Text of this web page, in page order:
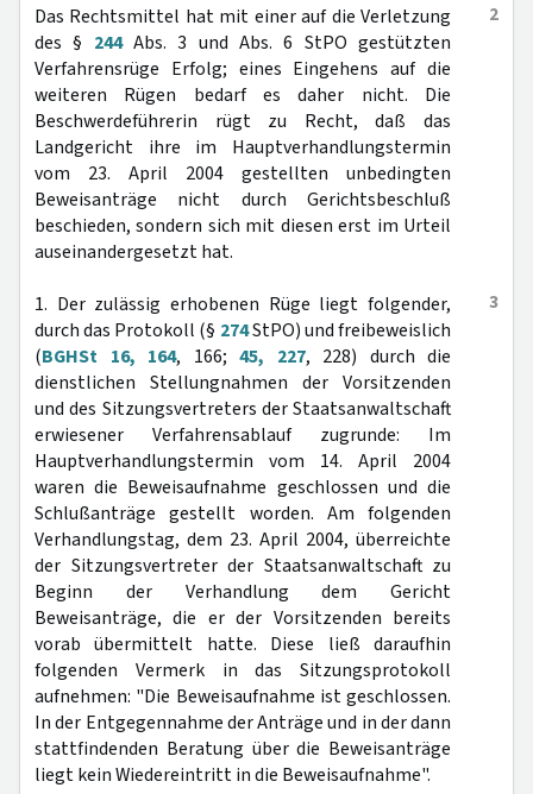
2
Das Rechtsmittel hat mit einer auf die Verletzung
des § 244Abs. 3 und Abs. 6 StPO gestützten
Verfahrensrüge Erfolg; eines Eingehens auf die
weiteren Rügen bedarf es daher nicht. Die
Beschwerdeführerin rügt zu Recht, daß das
Landgericht ihre im Hauptverhandlungstermin
vom 23. April 2004 gestellten unbedingten
Beweisanträge nicht durch Gerichtsbeschluß
beschieden, sondern sich mit diesen erst im Urteil
auseinandergesetzt hat.
3
1. Der zulässig erhobenen Rüge liegt folgender,
durch das Protokoll (§ 274StPO) und freibeweislich
(BGHSt 16, 164, 166; 45, 227, 228) durch die
dienstlichen Stellungnahmen der Vorsitzenden
und des Sitzungsvertreters der Staatsanwaltschaft
erwiesener Verfahrensablauf zugrunde: Im
Hauptverhandlungstermin vom 14. April 2004
waren die Beweisaufnahme geschlossen und die
Schlußanträge gestellt worden. Am folgenden
Verhandlungstag, dem 23. April 2004, überreichte
der Sitzungsvertreter der Staatsanwaltschaft zu
Beginn der Verhandlung dem Gericht
Beweisanträge, die er der Vorsitzenden bereits
vorab übermittelt hatte. Diese ließ daraufhin
folgenden Vermerk in das Sitzungsprotokoll
aufnehmen: "Die Beweisaufnahme ist geschlossen.
In der Entgegennahme der Anträge und in der dann
stattfindenden Beratung über die Beweisanträge
liegt kein Wiedereintritt in die Beweisaufnahme".